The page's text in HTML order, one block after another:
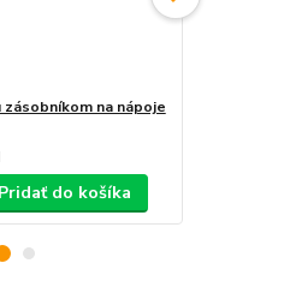
na nápoje
Pridať do košíka